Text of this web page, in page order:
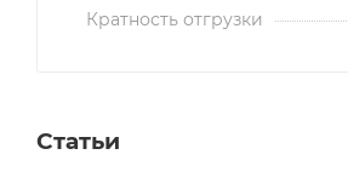
Кратность отгрузки
Статьи